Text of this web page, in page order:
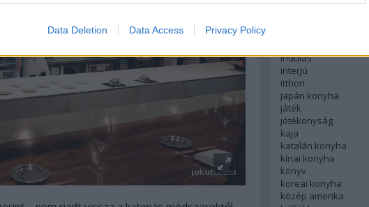
Data Deletion Data Access Privacy Policy
holland konyha
indulás
interjú
itthon
japán konyha
játék
jótékonyság
kaja
katalán konyha
kínai konyha
könyv
koreai konyha
közép amerika